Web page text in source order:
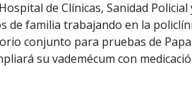
de Clínicas, Sanidad
de familia trabajando en la
conjunto para pruebas de
su vademécum con